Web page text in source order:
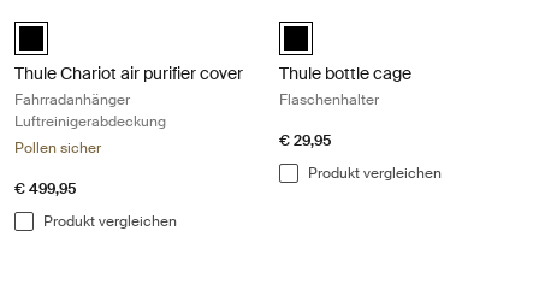
black (selected)
Thule Chariot air purifier cover
Fahrradanhänger
Luftreinigerabdeckung
Pollen sicher
€ 499,95
Produkt vergleichen
Thule bottle cage Schwarz
Thule bottle cage
Flaschenhalter
€ 29,95
Produkt vergleichen